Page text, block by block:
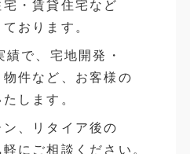
・賃貸住宅など
おります。
で、宅地開発・
件など、お客様の
します。
、リタイア後の
にご相談ください。